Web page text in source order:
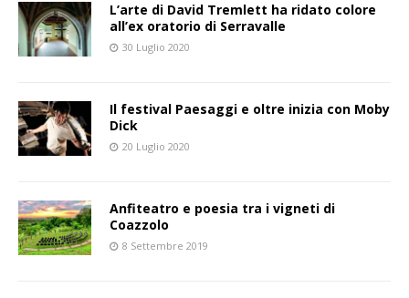
L’arte di David Tremlett ha ridato colore
all’ex oratorio di Serravalle
30 Luglio 2020
Il festival Paesaggi e oltre inizia con Moby
Dick
20 Luglio 2020
Anfiteatro e poesia tra i vigneti di
Coazzolo
8 Settembre 2019